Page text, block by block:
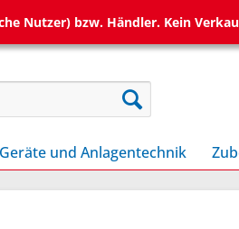
Nutzer) bzw. Händler. Kein
Geräte und Anlagentechnik